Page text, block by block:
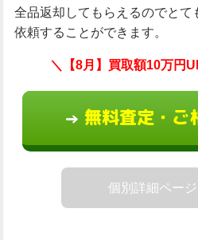
全品返却してもらえるのでとて
依頼することができます。
＼【8月】買取額10万円
→ 無料査定・ご
個別詳細ペー